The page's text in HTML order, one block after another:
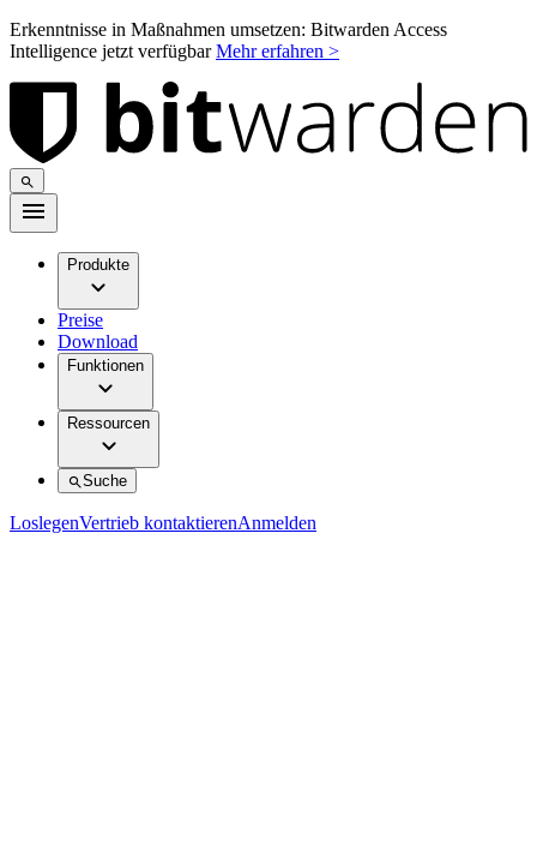
Erkenntnisse in Maßnahmen umsetzen: Bitwarden Access
Intelligence jetzt verfügbarMehr erfahren >
Produkte
Preise
Download
Funktionen
Ressourcen
Suche
LoslegenVertrieb kontaktierenAnmelden